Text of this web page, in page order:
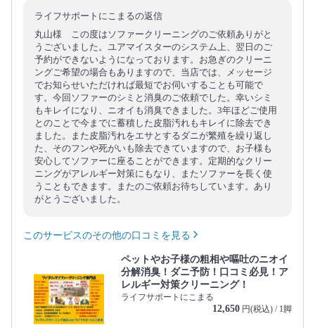
ライフサポートにこまるの返信
丸山様 この度はソファークリーニングのご依頼ありがと
うございました。ユアマイスターのシステム上、翌日のご
予約ができないようになっております。お急ぎのクリーニ
ングご希望の場合もありますので、当店では、メッセージ
でお知らせいただければ最短でお伺いすることも可能で
す。今回ソファーのシミと消臭のご依頼でした。幸いシミ
もキレイになり、ニオイも消臭できました。3年ほどご使用
とのことで今までに蓄積した皮脂汚れもキレイに除去でき
ました。また皮脂汚れをエサとするダニが繁殖を繰り返し
た、そのフンや死がいも除去できていますので、お子様も
安心してソファーに座ることができます。定期的なクリー
ニングがアレルギー対策にもなり、またソファーを長く使
うこともできます。またのご依頼お待ちしています。あり
がとうございました。
このサービスのその他の口コミを見る
ペットやお子様の粗相や嘔吐のニオイ
分解消臭！ダニ予防！口コミ必見！ア
レルギー対策クリーニング！
ライフサポートにこまる
12,650 円(税込) / 1脚